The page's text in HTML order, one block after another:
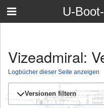
U-
Vizeadmiral:
Logbücher dieser Seite anzeigen
Versionen filtern